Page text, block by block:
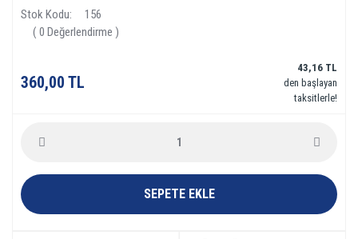
Stok Kodu
156
( 0 Değerlendirme )
360,00 TL
43,16 TL
den başlayan
taksitlerle!
SEPETE EKLE